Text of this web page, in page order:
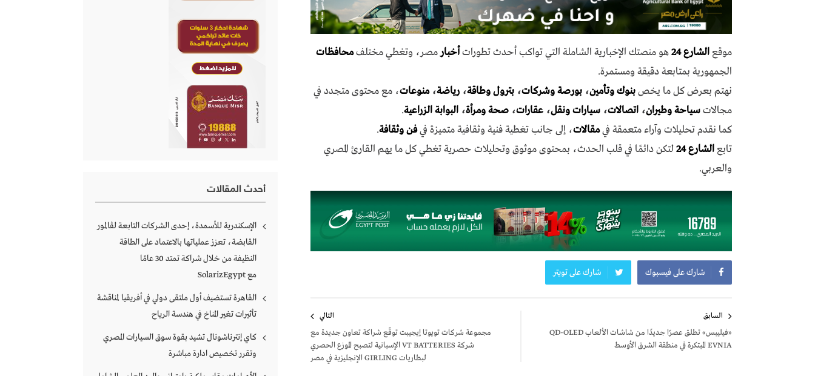
موقعالشارع 24 هو منصتك الإخبارية الشاملة التي تواكب أحدث تطوراتأخبارمصر، وتغطي مختلفمحافظات
الجمهورية بمتابعة دقيقة ومستمرة.
نهتم بعرض كل ما يخصبنوك وتأمين، بورصة وشركات، بترول وطاقة، رياضة،منوعات، مع محتوى متجدد في
مجالاتسياحة وطيران، اتصالات، سيارات ونقل، عقارات، صحة ومرأة، البوابة الزراعية.
كما نقدم تحليلات وآراء متعمقة فيمقالات، إلى جانب تغطية فنية وثقافية متميزة فيفن وثقافة.
تابعالشارع 24
لتكن دائمًا في قلب الحدث، بمحتوى موثوق وتحليلات حصرية تغطي كل ما يهم القارئ المصري
والعربي.
شارك على فيسبوك شارك على تويتر
المقالات
السابق
«فيليبس» تطلق عصرًا جديدًا من شاشات الألعاب QD-OLED
EVNIA المبتكرة في منطقة الشرق الأوسط
التالي
مجموعة شركات تويوتا إيجيبت توقّع شراكة تعاون جديدة مع
شركة VT BATTERIES الإسبانية لتصبح الموزع الحصري
لبطاريات GIRLING الإنجليزية في مصر
أحدث المقالات
الإسكندرية للأسمدة، إحدى الشركات التابعة لڤالمور
القابضة، تعزز عملياتها بالاعتماد على الطاقة
النظيفة من خلال شراكة تمتد 30 عامًا
مع SolarizEgypt
القاهرة تستضيف أول ملتقى دولي في أفريقيا لمناقشة
تأثيرات تغير المناخ في هندسة الرياح
كاي إنترناشونال تشيد بقوة سوق السيارات المصري
وتقرر تخصيص ادارة مباشرة